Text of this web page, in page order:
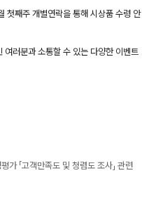
첫째주 개별연락을 통해 시상품 수령 안
여러분과 소통할 수 있는 다양한 이벤트
「고객만족도 및 청렴도 조사」 관련